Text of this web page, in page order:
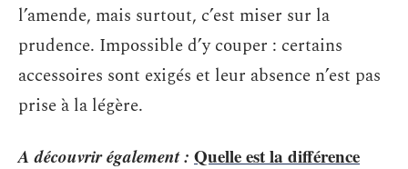
l’amende, mais surtout, c’est miser sur la
prudence. Impossible d’y couper : certains
accessoires sont exigés et leur absence n’est pas
prise à la légère.
A découvrir également : Quelle est la différence